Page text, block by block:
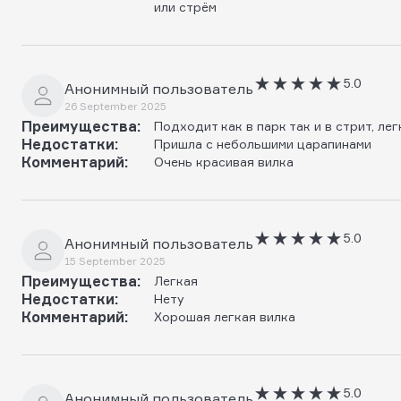
или стрём
Анонимный пользователь
26 September 2025
5.0
Преимущества: Подходит как в парк так и в стрит,
Недостатки: Пришла с небольшими царапинами
Комментарий: Очень красивая вилка
Анонимный пользователь
15 September 2025
5.0
Преимущества: Легкая
Недостатки: Нету
Комментарий: Хорошая легкая вилка
5.0